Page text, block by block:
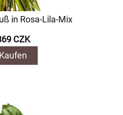
in Rosa-Lila-Mix
CZK
Kaufen